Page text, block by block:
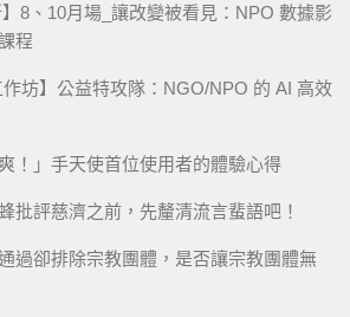
】8、10月場_讓改變被看見：NPO 數據影
程
作坊】公益特攻隊：NGO/NPO 的 AI 高效
！」手天使首位使用者的體驗心得
批評慈濟之前，先釐清流言蜚語吧！
過卻排除宗教團體，是否讓宗教團體無